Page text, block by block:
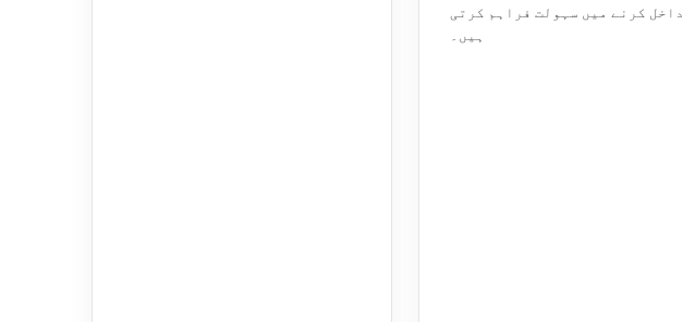
داخل کرنے میں سہولت فراہم کرتی
ہیں۔